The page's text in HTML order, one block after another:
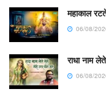
महाकाल
06/08/
राधा नाम
06/08/